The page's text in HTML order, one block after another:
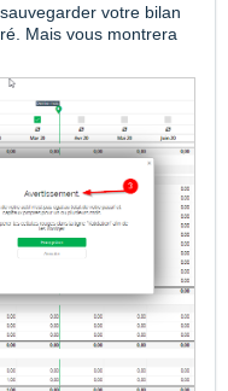
votre bilan
Mais vous montrera